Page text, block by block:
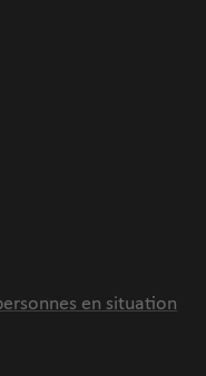
en situation